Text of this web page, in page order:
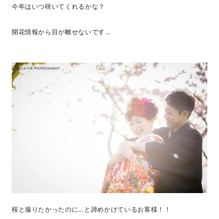
今年はいつ咲いてくれるかな？
開花情報から目が離せないです…
桜と撮りたかったのに…と諦めかけているお客様！！